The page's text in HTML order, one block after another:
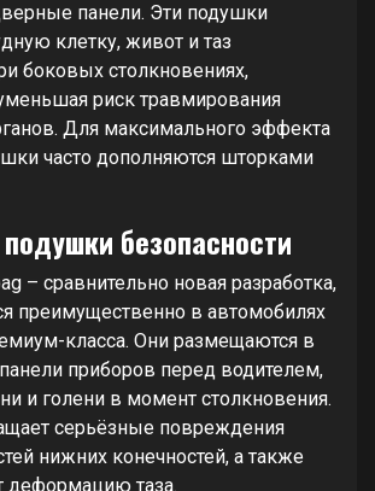
панели. Эти подушки
клетку, живот и таз
боковых столкновениях,
риск травмирования
Для максимального эффекта
часто дополняются шторками
безопасности
– сравнительно новая разработка,
преимущественно в автомобилях
класса. Они размещаются в
приборов перед водителем,
и голени в момент столкновения.
серьёзные повреждения
нижних конечностей, а также
деформацию таза.